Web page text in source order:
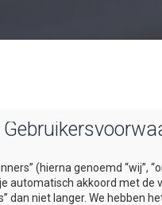
(hierna genoemd “wij”,
automatisch akkoord met
dan niet langer. We hebben